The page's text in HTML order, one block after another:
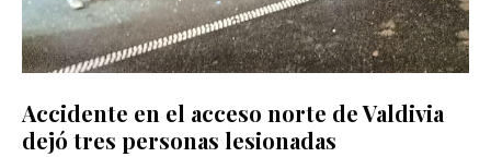
Accidente en el acceso norte de Valdivia
dejó tres personas lesionadas